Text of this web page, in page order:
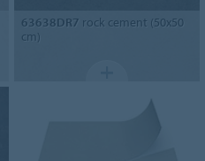
63638DR7 rock cement (50x50
cm)